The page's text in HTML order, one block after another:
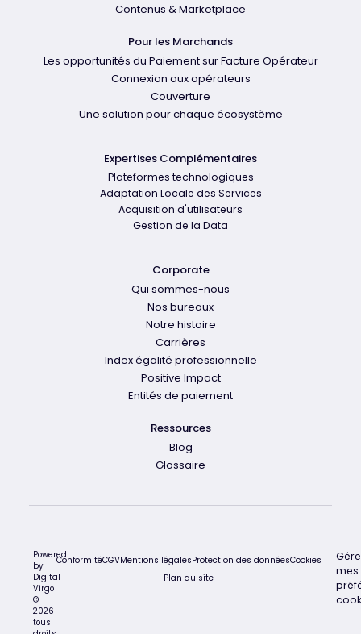
Contenus & Marketplace
Pour les Marchands
Les opportunités du Paiement sur Facture Opérateur
Connexion aux opérateurs
Couverture
Une solution pour chaque écosystème
Expertises Complémentaires
Plateformes technologiques
Adaptation Locale des Services
Acquisition d'utilisateurs
Gestion de la Data
Corporate
Qui sommes-nous
Nos bureaux
Notre histoire
Carrières
Index égalité professionnelle
Positive Impact
Entités de paiement
Ressources
Blog
Glossaire
Powered
by
Digital
Virgo
©
2026
tous
ConformitéCGVMentions légalesProtection des donnéesCookies
Plan du site
mes